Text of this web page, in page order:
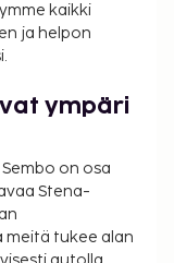
kaikki
ja helpon
ympäri
on osa
Stena-
meitä tukee alan